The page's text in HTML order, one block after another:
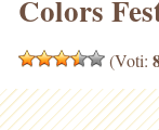
Colors
(Voti: